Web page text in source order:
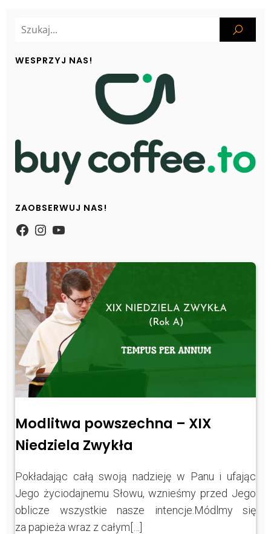
WESPRZYJ NAS!
ZAOBSERWUJ NAS!
https://www.facebook.com/
Instagram
YouTube
Modlitwa powszechna – XIX
Niedziela Zwykła
Pokładając całą swoją nadzieję w Panu i ufając
Jego życiodajnemu Słowu, wznieśmy przed Jego
oblicze wszystkie nasze intencje.Módlmy się
za papieża wraz z całym[…]